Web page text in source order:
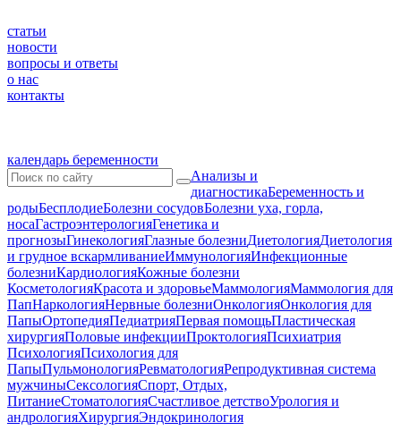
статьи
новости
вопросы и ответы
о нас
контакты
календарь беременности
Анализы и
диагностикаБеременность и
родыБесплодиеБолезни сосудовБолезни уха, горла,
носаГастроэнтерологияГенетика и
прогнозыГинекологияГлазные болезниДиетологияДиетология
и грудное вскармливаниеИммунологияИнфекционные
болезниКардиологияКожные болезни
КосметологияКрасота и здоровьеМаммологияМаммология для
ПапНаркологияНервные болезниОнкологияОнкология для
ПапыОртопедияПедиатрияПервая помощьПластическая
хирургияПоловые инфекцииПроктологияПсихиатрия
ПсихологияПсихология для
ПапыПульмонологияРевматологияРепродуктивная система
мужчиныСексологияСпорт, Отдых,
ПитаниеСтоматологияСчастливое детствоУрология и
андрологияХирургияЭндокринология